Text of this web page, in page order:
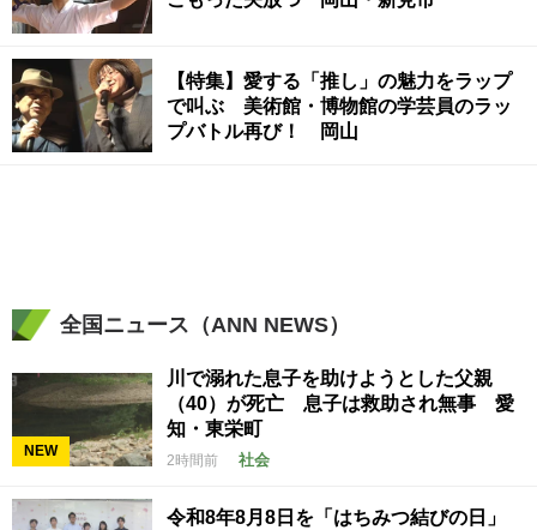
【特集】愛する「推し」の魅力をラップ
で叫ぶ 美術館・博物館の学芸員のラッ
プバトル再び！ 岡山
全国ニュース（ANN NEWS）
NEW
川で溺れた息子を助けようとした父親
（40）が死亡 息子は救助され無事 愛
知・東栄町
2時間前 社会
令和8年8月8日を「はちみつ結びの日」